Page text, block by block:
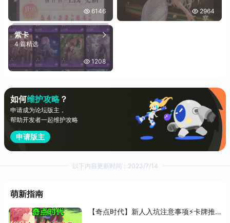
6146 2964
紫卡
4 篇精选
1208
如何维护攻略 ？
申请成为论坛版主，
帮助开发者一起维护攻略
申请版主
以下内容更新时间：2023/7/14
萌新指南
【奇点时代】新人入坑注意事项⚡卡牌推荐，新人必看